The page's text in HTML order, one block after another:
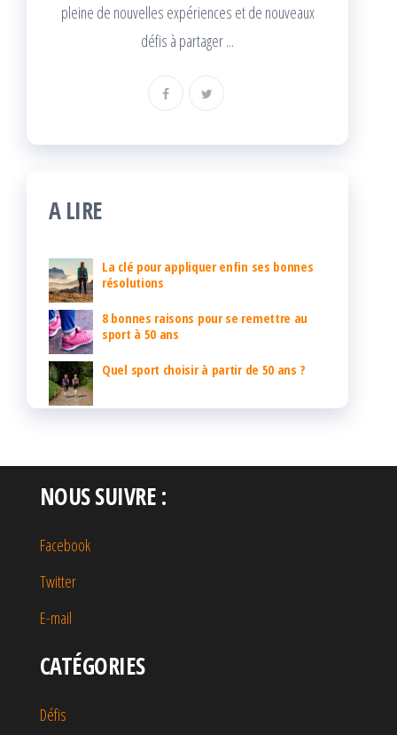
pleine de nouvelles expériences et de nouveaux
défis à partager ...
A LIRE
La clé pour appliquer enfin ses bonnes
résolutions
8 bonnes raisons pour se remettre au
sport à 50 ans
Quel sport choisir à partir de 50 ans ?
NOUS SUIVRE :
Facebook
Twitter
E-mail
CATÉGORIES
Défis